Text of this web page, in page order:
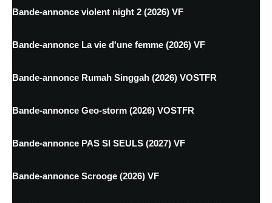
Bande-annonce violent night 2 (2026) VF
Bande-annonce La vie d'une femme (2026) VF
Bande-annonce Rumah Singgah (2026) VOSTFR
Bande-annonce Geo-storm (2026) VOSTFR
Bande-annonce PAS SI SEULS (2027) VF
Bande-annonce Scrooge (2026) VF